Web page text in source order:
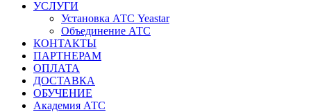
УСЛУГИ
Установка АТС Yeastar
Объединение АТС
КОНТАКТЫ
ПАРТНЕРАМ
ОПЛАТА
ДОСТАВКА
ОБУЧЕНИЕ
Академия АТС